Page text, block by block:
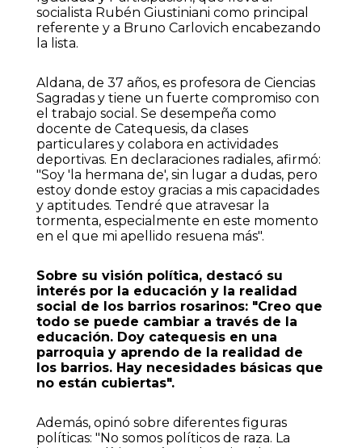
socialista Rubén Giustiniani como principal
referente y a Bruno Carlovich encabezando
la lista.
Aldana, de 37 años, es profesora de Ciencias
Sagradas y tiene un fuerte compromiso con
el trabajo social. Se desempeña como
docente de Catequesis, da clases
particulares y colabora en actividades
deportivas. En declaraciones radiales, afirmó:
"Soy 'la hermana de', sin lugar a dudas, pero
estoy donde estoy gracias a mis capacidades
y aptitudes. Tendré que atravesar la
tormenta, especialmente en este momento
en el que mi apellido resuena más".
Sobre su visión política, destacó su
interés por la educación y la realidad
social de los barrios rosarinos: "Creo que
todo se puede cambiar a través de la
educación. Doy catequesis en una
parroquia y aprendo de la realidad de
los barrios. Hay necesidades básicas que
no están cubiertas".
Además, opinó sobre diferentes figuras
políticas: "No somos políticos de raza. La